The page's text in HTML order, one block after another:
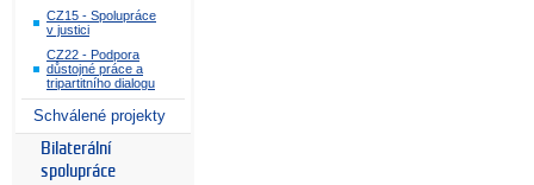
CZ15 - Spolupráce
v justici
CZ22 - Podpora
důstojné práce a
tripartitního dialogu
Schválené projekty
Bilaterální
spolupráce